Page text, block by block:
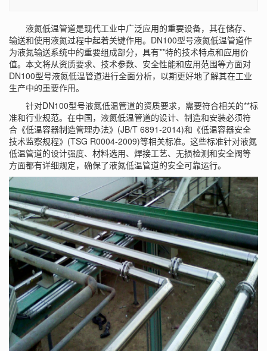
液氮低温管道是现代工业中广泛应用的重要设备，其在储存、
输送和使用液氮过程中起着关键作用。DN100型号液氮低温管道作
为液氮输送系统中的重要组成部分，具有**特的技术特点和应用价
值。本文将从资质要求、技术参数、安全性能和应用范围等方面对
DN100型号液氮低温管道进行全面分析，以期更好地了解其在工业
生产中的重要作用。
针对DN100型号液氮低温管道的资质要求，需要符合相关的**标
准和行业规范。在中国，液氮低温管道的设计、制造和安装必须符
合《低温容器制造管理办法》(JB/T 6891-2014)和《低温容器安全
技术监察规程》(TSG R0004-2009)等相关标准。这些标准针对液氮
低温管道的设计强度、材料选用、焊接工艺、无损检测和安全阀等
方面都有详细规定，确保了液氮低温管道的安全可靠运行。